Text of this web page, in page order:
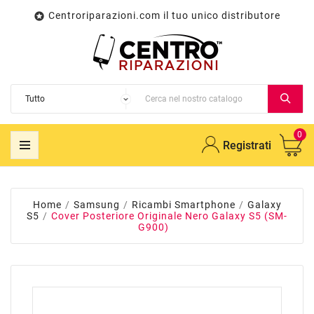
 Centroriparazioni.com il tuo unico distributore
Registrati
0
Home Samsung Ricambi Smartphone
Galaxy
S5
Cover Posteriore Originale Nero Galaxy S5 (SM-
G900)